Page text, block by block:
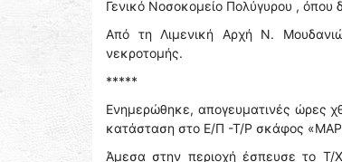
Γενικό Νοσοκομείο Πολύγυρου , όπου
Από τη Λιμενική Αρχή Ν.
νεκροτομής.
*****
Ενημερώθηκε, απογευματινές ώρες
κατάσταση στο Ε/Π -Τ/Ρ σκάφος
Άμεσα στην περιοχή έσπευσε το Τ/